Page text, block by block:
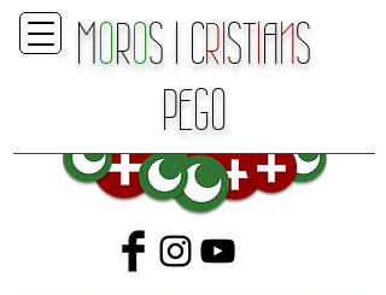
MOROS I CRISTIANS
PEGO